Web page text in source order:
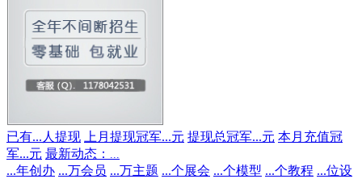
已有... 人提现 上月提现冠军...元 提现总冠军...元 本月充值冠
军...元 最新动态：
...年创办 ...万会员 ...万主题 ...个展会 ...个模型 ...个教程 ...位设